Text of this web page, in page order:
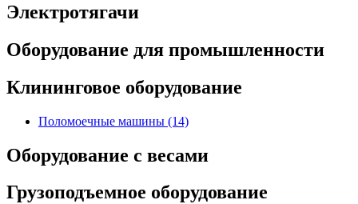
Электротягачи
Оборудование для промышленности
Клининговое оборудование
Поломоечные машины (14)
Оборудование с весами
Грузоподъемное оборудование